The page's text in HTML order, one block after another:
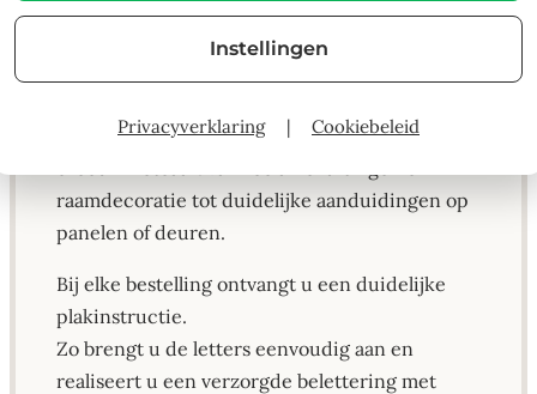
geschikt voor binnen en buiten.
Door de neutrale stijl van Arial zijn deze letters
raamdecoratie tot duidelijke aanduidingen op
panelen of deuren.
Bij elke bestelling ontvangt u een duidelijke
plakinstructie.
Zo brengt u de letters eenvoudig aan en
realiseert u een verzorgde belettering met
Instellingen
Privacyverklaring | Cookiebeleid